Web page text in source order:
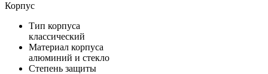
Корпус
Тип корпуса
классический
Материал корпуса
алюминий и стекло
Степень защиты